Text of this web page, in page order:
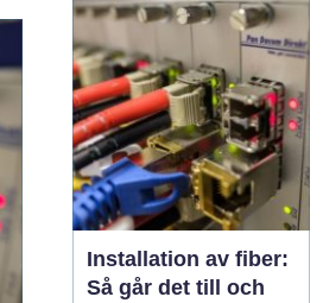
fungerar kanske inte
längre, och varje år som
går riskerar banden att
bli sämre. Genom att
föra11 juni 2026
Installation av fiber:
Så går det till och